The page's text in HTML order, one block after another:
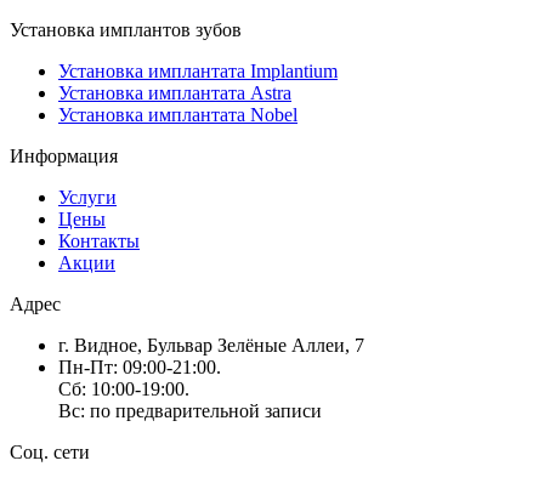
Установка имплантов зубов
Установка имплантата Implantium
Установка имплантата Astra
Установка имплантата Nobel
Информация
Услуги
Цены
Контакты
Акции
Адрес
г. Видное, Бульвар Зелёные Аллеи, 7
Пн-Пт: 09:00-21:00.
Сб: 10:00-19:00.
Вс: по предварительной записи
Соц. сети